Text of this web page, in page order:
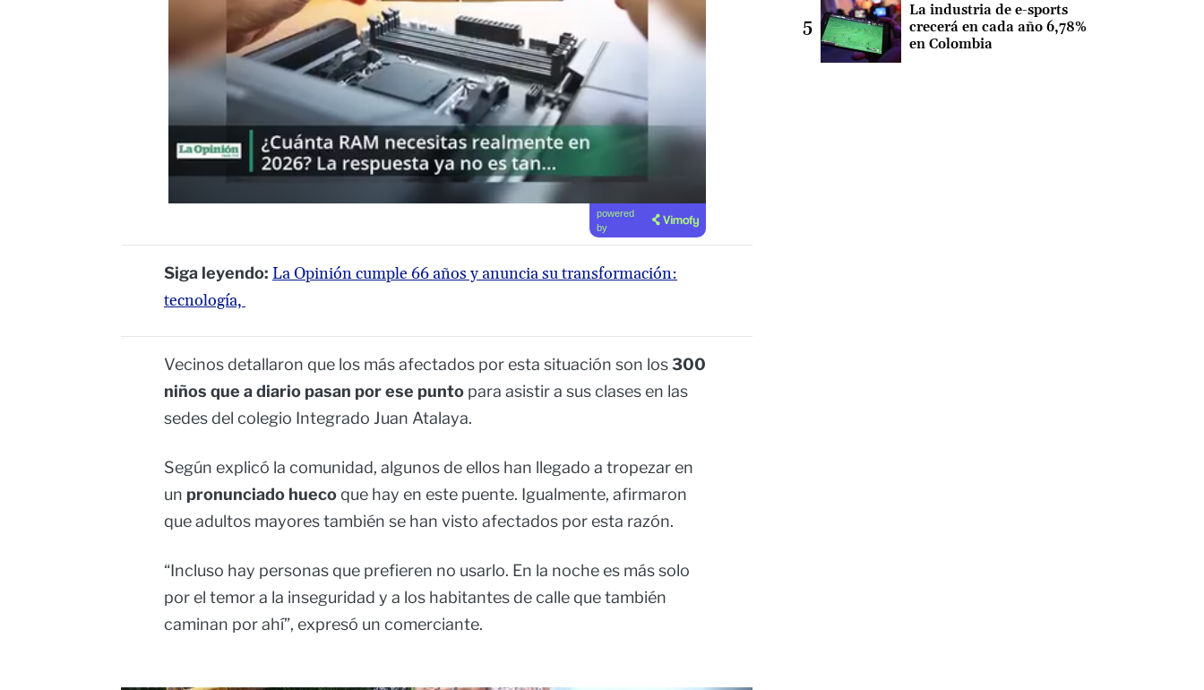
powered
by
Siga leyendo: La Opinión cumple 66 años y anuncia su transformación:
tecnología,
Vecinos detallaron que los más afectados por esta situación son los300
niños que a diario pasan por ese punto para asistir a sus clases en las
sedes del colegio Integrado Juan Atalaya.
Según explicó la comunidad, algunos de ellos han llegado a tropezar en
un pronunciado hueco que hay en este puente. Igualmente, afirmaron
que adultos mayores también se han visto afectados por esta razón.
“Incluso hay personas que prefieren no usarlo. En la noche es más solo
por el temor a la inseguridad y a los habitantes de calle que también
caminan por ahí”, expresó un comerciante.
La industria de e-sports
crecerá en cada año 6,78%
en Colombia